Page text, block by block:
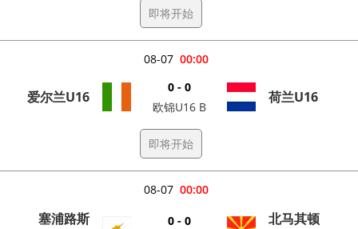
即将开始
00:00
08-07
爱尔兰U16
0 - 0
欧锦U16 B
荷兰U16
即将开始
00:00
08-07
塞浦路斯
0 - 0
北马其顿